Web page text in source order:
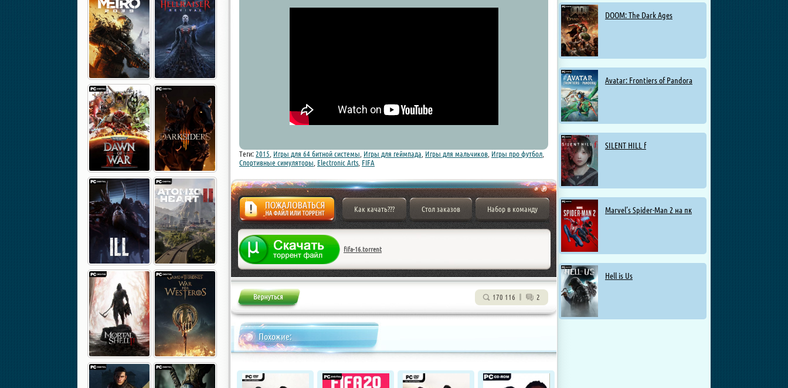
DOOM: The Dark Ages
Avatar: Frontiers of Pandora
SILENT HILL f
Marvel’s Spider-Man 2 на пк
Hell is Us
Теги: 2015 Игры для 64 битной системы Игры для геймпада Игры для мальчиков Игры про футбол
Спортивные симуляторы Electronic Arts FIFA
Жалоба
Как качать??? Стол заказов Набор в команду
fifa-16.torrent
170 116 2
Похожие: